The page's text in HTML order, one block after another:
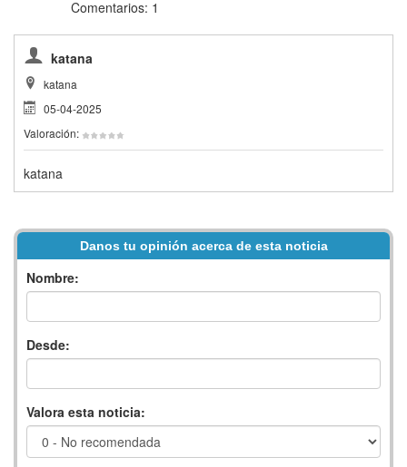
Comentarios: 1
katana
katana
05-04-2025
Valoración:
katana
Danos tu opinión acerca de esta noticia
Nombre:
Desde:
Valora esta noticia: